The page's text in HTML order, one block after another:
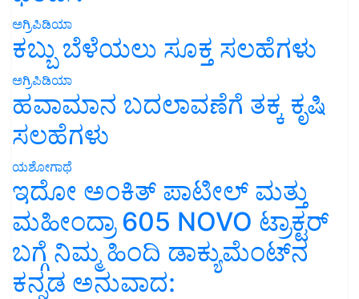
ಅಗ್ರಿಪಿಡಿಯಾ
ಕಬ್ಬು ಬೆಳೆಯಲು ಸೂಕ್ತ ಸಲಹೆಗಳು
ಅಗ್ರಿಪಿಡಿಯಾ
ಹವಾಮಾನ ಬದಲಾವಣೆಗೆ ತಕ್ಕ ಕೃಷಿ
ಸಲಹೆಗಳು
ಯಶೋಗಾಥೆ
ಇದೋ ಅಂಕಿತ್ ಪಾಟೀಲ್ ಮತ್ತು
ಮಹೀಂದ್ರಾ 605 NOVO ಟ್ರಾಕ್ಟರ್
ಬಗ್ಗೆ ನಿಮ್ಮ ಹಿಂದಿ ಡಾಕ್ಯುಮೆಂಟ್‌ನ
ಕನ್ನಡ ಅನುವಾದ: